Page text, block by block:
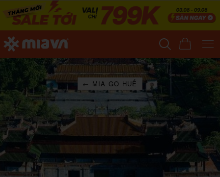
← MIA GO HUẾ